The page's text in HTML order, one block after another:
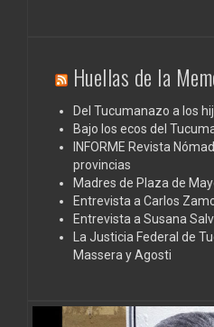
Huellas de la
Del Tucumanazo a los
Bajo los ecos del
INFORME Revista
provincias
Madres de Plaza de
Entrevista a Carlos
Entrevista a Susana
La Justicia Federal de
Massera y Agosti